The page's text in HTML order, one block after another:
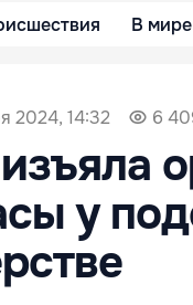
В мире
2024, 14:32 6
у